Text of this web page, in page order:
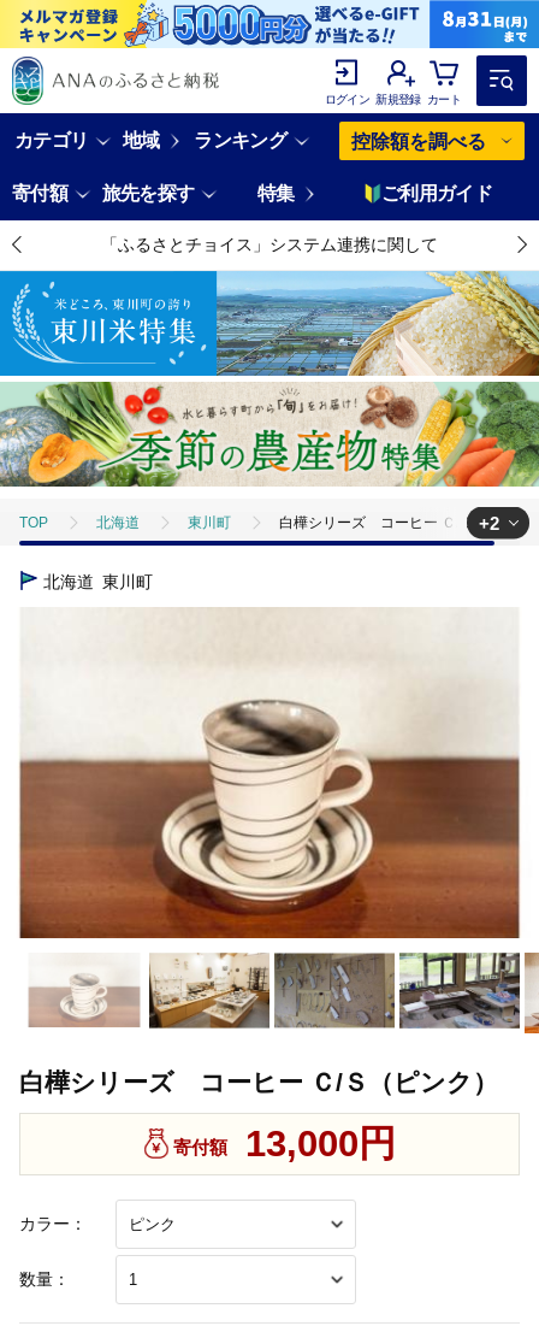
ログイン 新規登録 カート
カテゴリ 地域 ランキング 控除額を調べる
寄付額 旅先を探す 特集 ご利用ガイド
「ふるさとチョイス」システム連携に関して
TOP 北海道 東川町 白樺シリーズ コーヒー Ｃ/Ｓ（ピンク
TOP
+2
北海道 東川町
白樺シリーズ コーヒー Ｃ/Ｓ（ピンク）
カラー：
数量：
寄付額 13,000円